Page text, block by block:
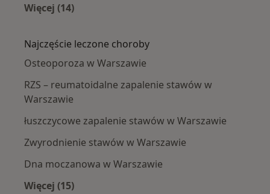
Więcej (14)
Najczęście leczone choroby
Osteoporoza w Warszawie
RZS – reumatoidalne zapalenie stawów w
Warszawie
łuszczycowe zapalenie stawów w Warszawie
Zwyrodnienie stawów w Warszawie
Dna moczanowa w Warszawie
Więcej (15)